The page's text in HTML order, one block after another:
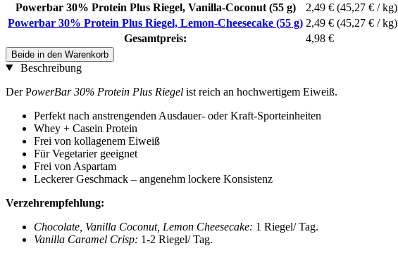
Powerbar 30% Protein Plus Riegel, Vanilla-Coconut (55 g) 2,49 € (45,27 € / kg)
Powerbar 30% Protein Plus Riegel, Lemon-Cheesecake (55 g) 2,49 € (45,27 € / kg)
Gesamtpreis:
4,98 €
Beide in den Warenkorb
Beschreibung
Der PowerBar 30% Protein Plus Riegel ist reich an hochwertigem Eiweiß.
Perfekt nach anstrengenden Ausdauer- oder Kraft-Sporteinheiten
Whey + Casein Protein
Frei von kollagenem Eiweiß
Für Vegetarier geeignet
Frei von Aspartam
Leckerer Geschmack – angenehm lockere Konsistenz
Verzehrempfehlung:
Chocolate, Vanilla Coconut, Lemon Cheesecake: 1 Riegel/ Tag.
Vanilla Caramel Crisp: 1-2 Riegel/ Tag.